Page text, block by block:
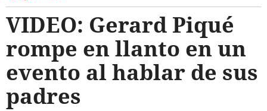
VIDEO: Gerard Piqué
rompe en llanto en un
evento al hablar de sus
padres